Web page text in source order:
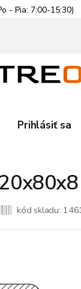
Prihlásiť sa
kód skladu: